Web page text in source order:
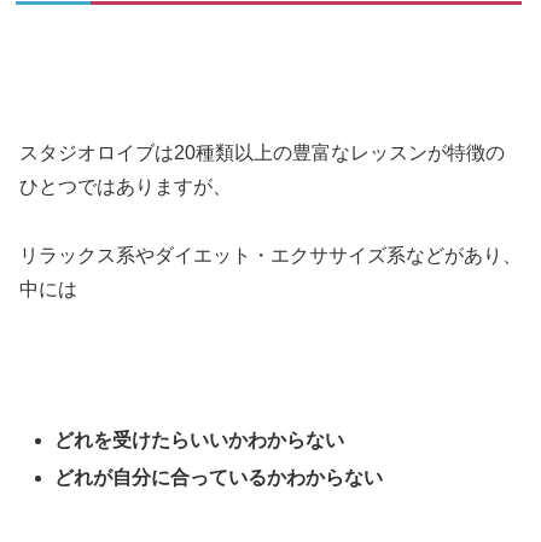
スタジオロイブは20種類以上の豊富なレッスンが特徴の
ひとつではありますが、
リラックス系やダイエット・エクササイズ系などがあり、
中には
どれを受けたらいいかわからない
どれが自分に合っているかわからない